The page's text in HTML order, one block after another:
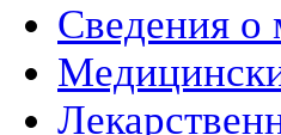
Сведения о